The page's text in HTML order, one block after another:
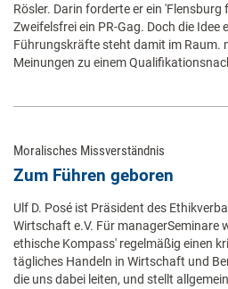
Rösler. Darin forderte er ein
Zweifelsfrei ein PR-Gag. Doch die
Führungskräfte steht damit im Raum.
Meinungen zu einem
Moralisches Missverständnis
Zum Führen geboren
Ulf D. Posé ist Präsident des
Wirtschaft e.V. Für managerSeminare
ethische Kompass' regelmäßig einen
tägliches Handeln in Wirtschaft und
die uns dabei leiten, und stellt